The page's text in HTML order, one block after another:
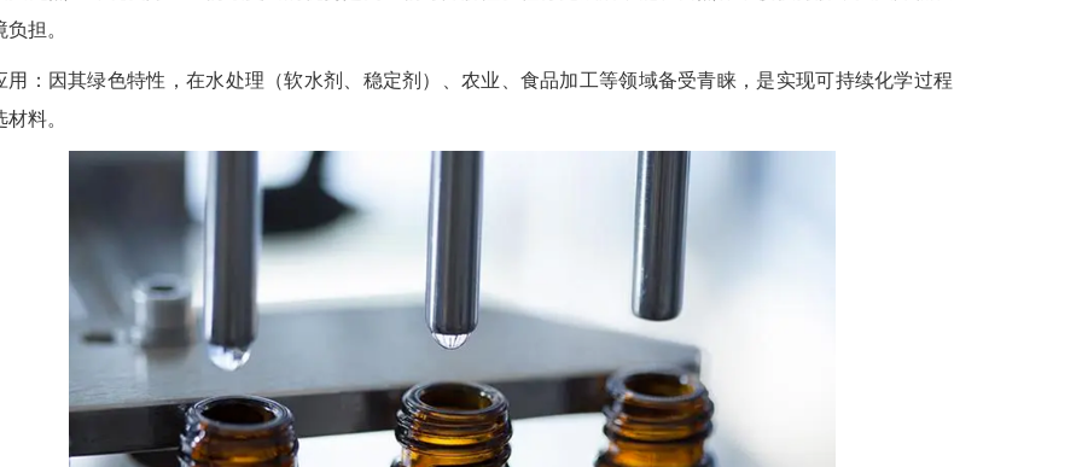
担。
用：因其绿色特性，在水处理（软水剂、稳定剂）、农业、食品加工等领域备受青睐，是实现可持续化学过程
料。